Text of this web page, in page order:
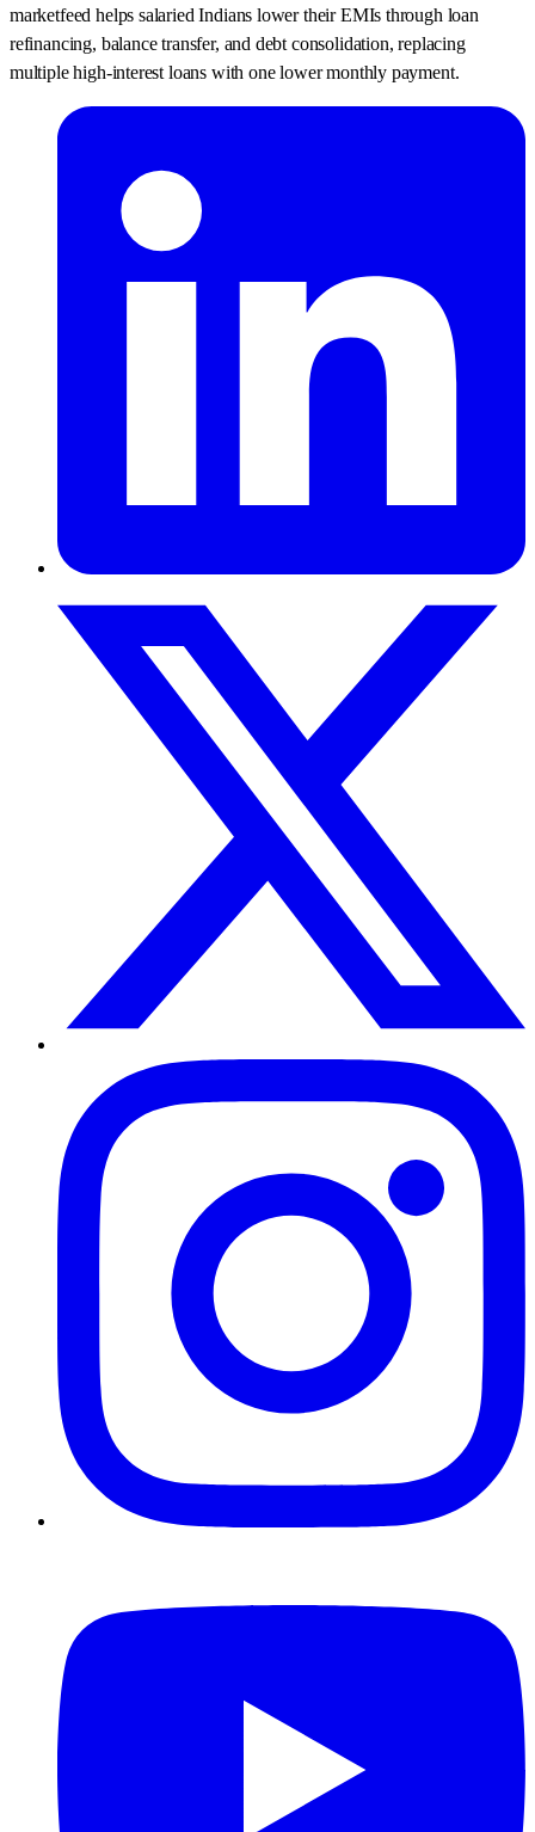
marketfeed helps salaried Indians lower their EMIs through loan
refinancing, balance transfer, and debt consolidation, replacing
multiple high-interest loans with one lower monthly payment.